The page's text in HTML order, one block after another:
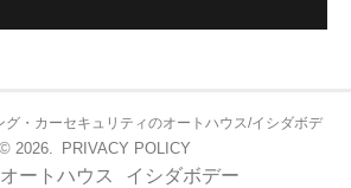
・カーセキュリティのオートハウス/イシダボデ
© 2026. PRIVACY POLICY
オートハウス
イシダボデー